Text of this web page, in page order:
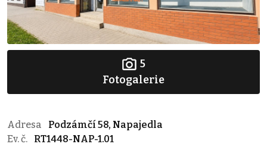
5
Fotogalerie
Adresa
Podzámčí 58, Napajedla
Ev. č.
RT1448-NAP-1.01